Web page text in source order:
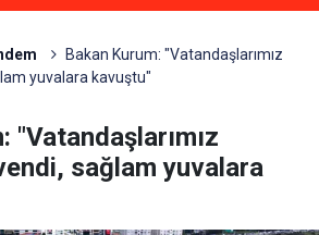
Bakan Kurum: "Vatandaşlarımız
yuvalara kavuştu"
"Vatandaşlarımız
sağlam yuvalara